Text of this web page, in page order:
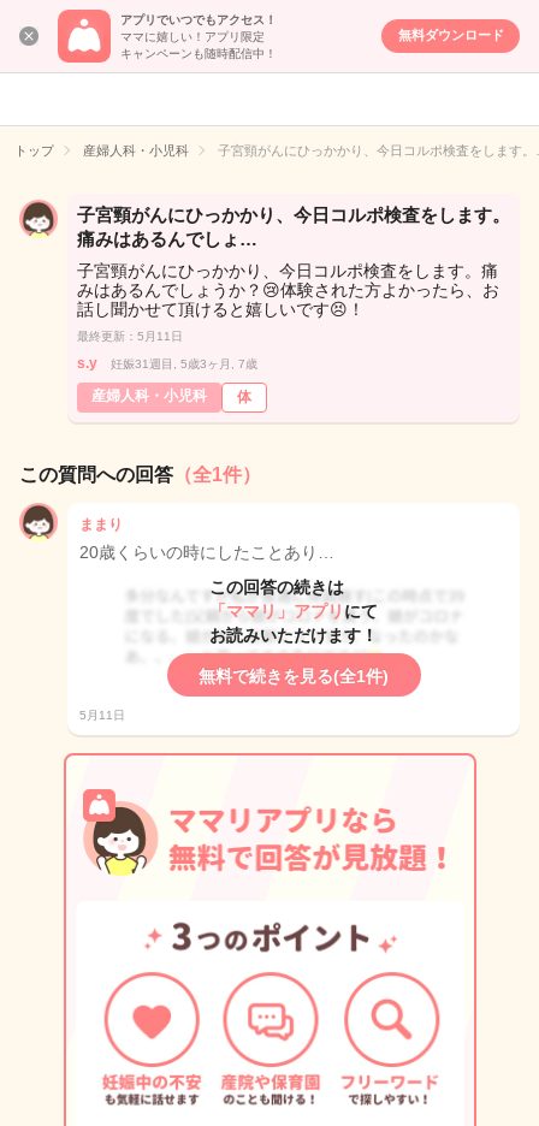
アプリでいつでもアクセス！
ママに嬉しい！アプリ限定
キャンペーンも随時配信中！
無料ダウンロード
女性専用匿名QA
イト
トップ 産婦人科・小児科 子宮頸がんにひっかかり、今日コルポ検査をします
子宮頸がんにひっかかり、今日コルポ検査をします。
痛みはあるんでしょ…
子宮頸がんにひっかかり、今日コルポ検査をします。痛
みはあるんでしょうか？😢体験された方よかったら、お
話し聞かせて頂けると嬉しいです😣！
最終更新：5月11日
s.y 妊娠31週目, 5歳3ヶ月, 7歳
産婦人科・小児科 体
この質問への回答 （全1件）
ままり
20歳くらいの時にしたことあり…
この回答の続きは
「ママリ」アプリ にて
お読みいただけます！
無料で続きを見る(全1件)
5月11日